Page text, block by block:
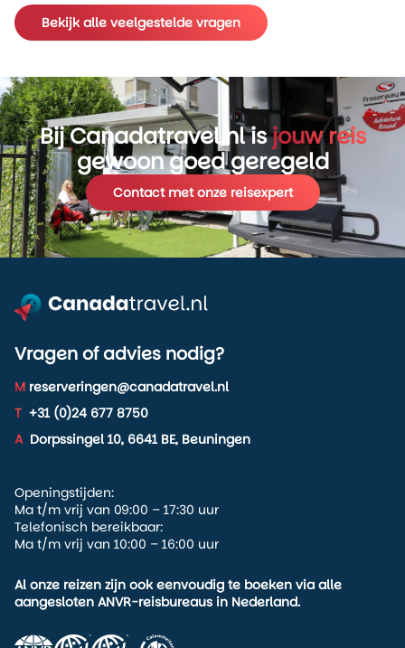
Bekijk alle veelgestelde vragen
Bij Canadatravel.nl isjouw reis
gewoon goed geregeld
Contact met onze reisexpert
Vragen of advies nodig?
M reserveringen@canadatravel.nl
T +31 (0)24 677 8750
A Dorpssingel 10, 6641 BE, Beuningen
Openingstijden:
Ma t/m vrij van 09:00 – 17:30 uur
Telefonisch bereikbaar:
Ma t/m vrij van 10:00 – 16:00 uur
Al onze reizen zijn ook eenvoudig te boeken via alle
aangesloten ANVR-reisbureaus in Nederland.